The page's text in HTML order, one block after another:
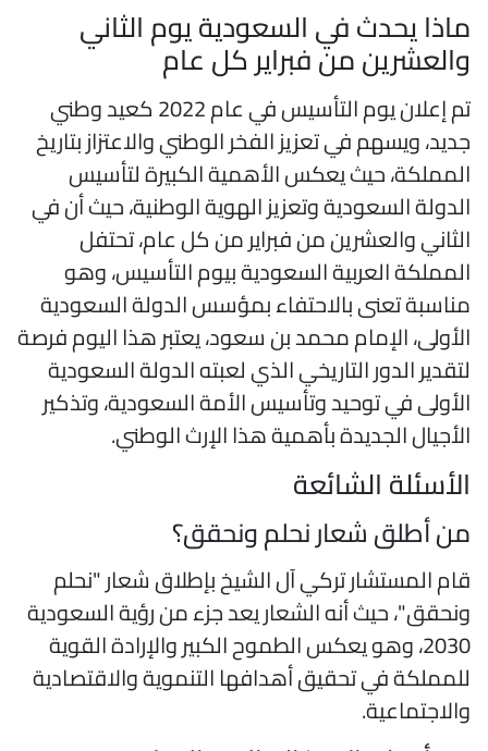
يحدث في السعودية يوم الثاني
من فبراير كل عام
تم إعلان يوم التأسيس في عام 2022 كعيد وطني
ويسهم في تعزيز الفخر الوطني والاعتزاز بتاريخ
حيث يعكس الأهمية الكبيرة لتأسيس
السعودية وتعزيز الهوية الوطنية، حيث أن في
والعشرين من فبراير من كل عام، تحتفل
العربية السعودية بيوم التأسيس، وهو
تعنى بالاحتفاء بمؤسس الدولة السعودية
الإمام محمد بن سعود، يعتبر هذا اليوم فرصة
الدور التاريخي الذي لعبته الدولة السعودية
في توحيد وتأسيس الأمة السعودية، وتذكير
الجديدة بأهمية هذا الإرث الوطني.
الشائعة
أطلق شعار نحلم ونحقق؟
المستشار تركي آل الشيخ بإطلاق شعار "نحلم
حيث أنه الشعار يعد جزء من رؤية السعودية
2030، وهو يعكس الطموح الكبير والإرادة القوية
في تحقيق أهدافها التنموية والاقتصادية